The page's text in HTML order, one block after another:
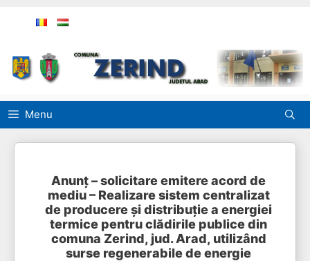
Menu
Anunț – solicitare emitere acord de
mediu – Realizare sistem centralizat
de producere și distribuție a energiei
termice pentru clădirile publice din
comuna Zerind, jud. Arad, utilizând
surse regenerabile de energie